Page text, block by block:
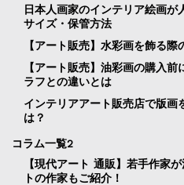
日本人画家のインテリア絵画が
サイズ・保管方法
【アート販売】水彩画を飾る
【アート販売】油彩画の購入
ラフとの違いとは
インテリアアート販売店で版画
は？
コラム一覧2
【現代アート 通販】若手作家
トの作家もご紹介！